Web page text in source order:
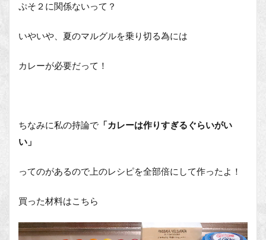
ぷそ２に関係ないって？
いやいや、夏のマルグルを乗り切る為には
カレーが必要だって！
ちなみに私の持論で 「カレーは作りすぎるぐらいがい
い」
ってのがあるので上のレシピを全部倍にして作ったよ！
買った材料はこちら